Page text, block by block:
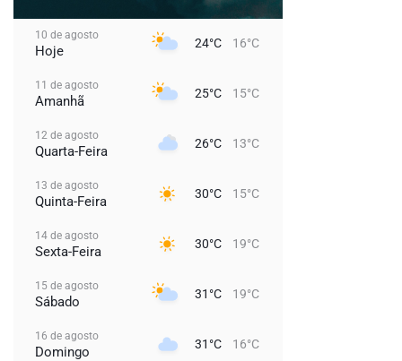
10 de agosto
Hoje 24°C 16°C
11 de agosto
Amanhã 25°C 15°C
12 de agosto
Quarta-Feira 26°C 13°C
13 de agosto
Quinta-Feira 30°C 15°C
14 de agosto
Sexta-Feira 30°C 19°C
15 de agosto
Sábado 31°C 19°C
16 de agosto
Domingo 31°C 16°C